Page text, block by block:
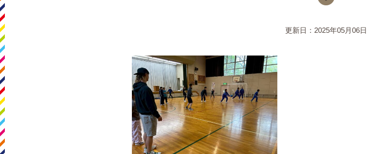
更新日：2025年05月06日